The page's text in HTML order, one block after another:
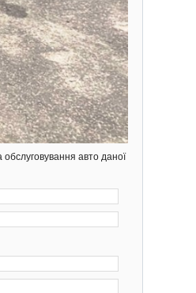
обслуговування авто даної